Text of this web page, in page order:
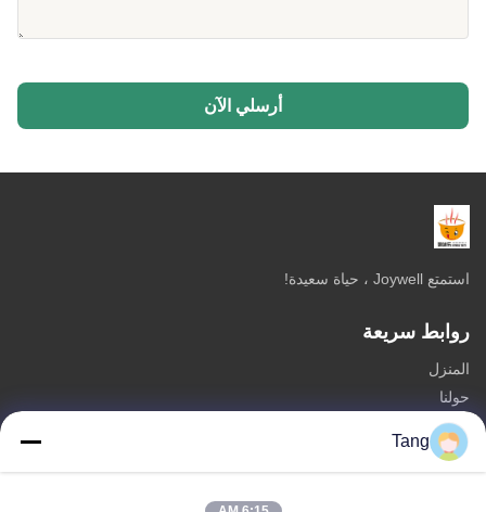
أرسلي الآن
استمتع Joywell ، حياة سعيدة!
روابط سريعة
المنزل
حولنا
المنتجات
اتصل بنا
Tang